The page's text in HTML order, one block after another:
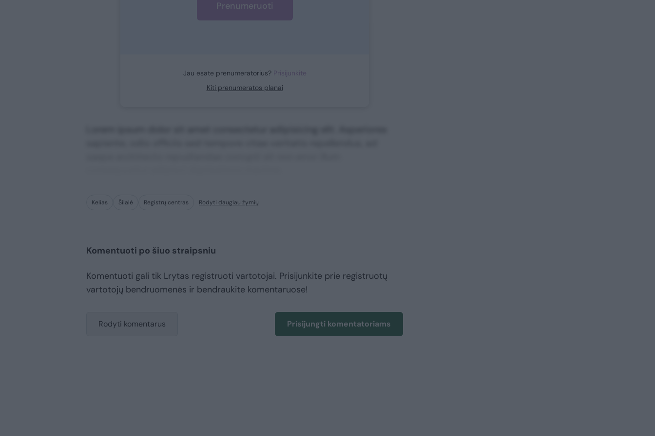
Prenumeruoti
Jau esate prenumeratorius? Prisijunkite
Kiti prenumeratos planai
Kelias Šilalė Registrų centras Rodyti daugiau žymių
Komentuoti po šiuo straipsniu
Komentuoti gali tik Lrytas registruoti vartotojai. Prisijunkite prie registruotų
vartotojų bendruomenės ir bendraukite komentaruose!
Rodyti komentarus Prisijungti komentatoriams